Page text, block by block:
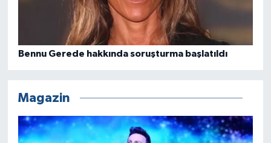
Bennu Gerede hakkında soruşturma başlatıldı
Magazin